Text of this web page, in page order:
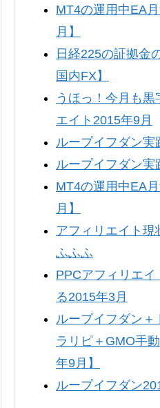
MT4の運用中EA
月】
日経225の証拠金
国内FX】
うほっ！今月も黒
エイト2015年9月
ループイフダン実
ループイフダン実
MT4の運用中EA
月】
アフィリエイト現
ふふふ
PPCアフィリエ
る2015年3月
ループイフダン＋
ラリピ＋GMO手
年9月】
ループイフダン